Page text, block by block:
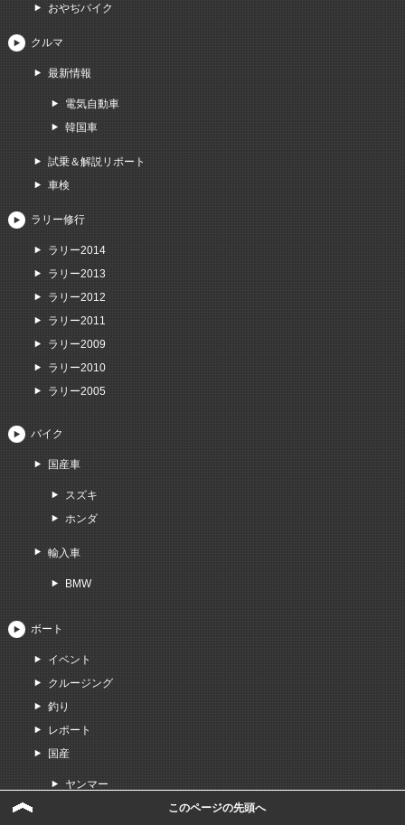
おやぢバイク
クルマ
最新情報
電気自動車
韓国車
試乗＆解説リポート
車検
ラリー修行
ラリー2014
ラリー2013
ラリー2012
ラリー2011
ラリー2009
ラリー2010
ラリー2005
バイク
国産車
スズキ
ホンダ
輸入車
BMW
ボート
イベント
クルージング
釣り
レポート
国産
ヤンマー
このページの先頭へ